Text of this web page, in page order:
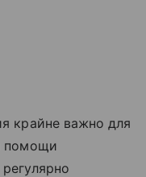
крайне важно для
помощи